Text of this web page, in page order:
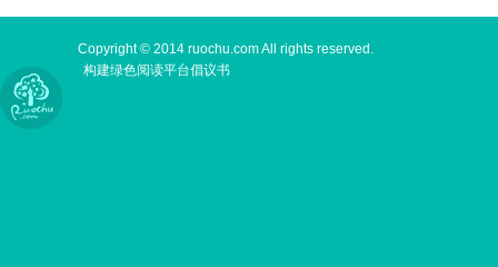
Copyright © 2014 ruochu.com All rights reserved.
构建绿色阅读平台倡议书